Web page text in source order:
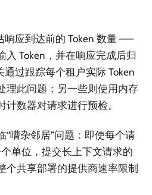
响应到达前的 Token 数量 ——
入 Token，并在响应完成后归
通过跟踪每个租户实际 Token
理此问题；另一些则使用内存
数器对请求进行预检。
“嘈杂邻居”问题：即使每个请
单位，提交长上下文请求的
个共享部署的提供商速率限制